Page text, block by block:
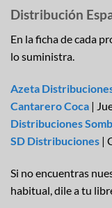
Distribución
En la ficha de cada
lo suministra.
Azeta
Cantarero Coca |
Distribuciones
SD Distribuciones |
Si no encuentras
habitual, dile a tu